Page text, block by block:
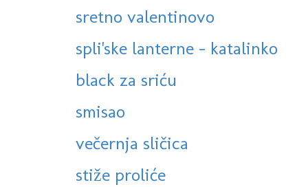
sretno valentinovo
spli'ske lanterne - katalinko
black za sriću
smisao
večernja sličica
stiže proliće